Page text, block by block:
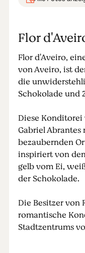
Flor
Flor d'Aveiro,
von Aveiro, ist
die
Schokolade und
Diese
Gabriel
bezaubernden
inspiriert von
gelb vom Ei,
der Schokolade.
Die Besitzer von
romantische
Stadtzentrums